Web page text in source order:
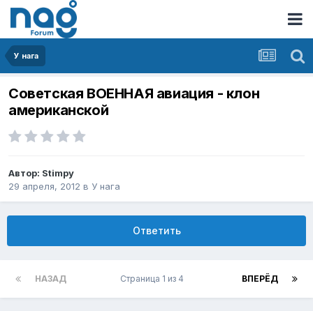
У нага
Советская ВОЕННАЯ авиация - клон
американской
Автор: Stimpy
29 апреля, 2012 в У нага
Ответить
НАЗАД ВПЕРЁД
Страница 1 из 4